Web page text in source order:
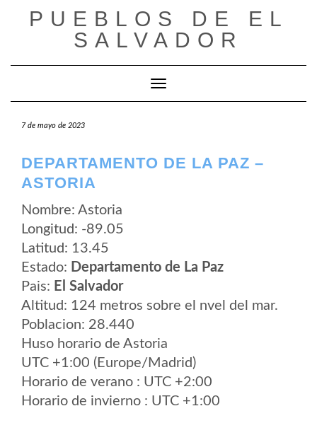
PUEBLOS DE EL
SALVADOR
Cambiar modo de navegación
7 de mayo de 2023
DEPARTAMENTO DE LA PAZ –
ASTORIA
Nombre: Astoria
Longitud: -89.05
Latitud: 13.45
Estado: Departamento de La Paz
Pais: El Salvador
Altitud: 124 metros sobre el nvel del mar.
Poblacion: 28.440
Huso horario de Astoria
UTC +1:00 (Europe/Madrid)
Horario de verano : UTC +2:00
Horario de invierno : UTC +1:00